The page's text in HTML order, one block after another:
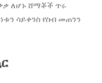
ለሆኑ ሸማቾች ጥሩ
ሳይቀንስ የስብ መጠንን